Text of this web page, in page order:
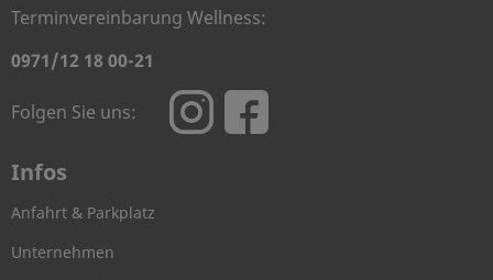
Terminvereinbarung Wellness:
0971/12 18 00-21
Folgen Sie uns:
Infos
Anfahrt & Parkplatz
Unternehmen